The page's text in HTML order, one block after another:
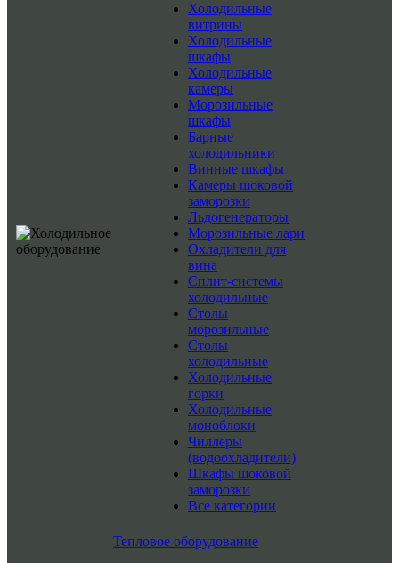
Холодильные
витрины
Холодильные
шкафы
Холодильные
камеры
Морозильные
шкафы
Барные
холодильники
Винные шкафы
Камеры шоковой
заморозки
Льдогенераторы
Морозильные лари
Охладители для
вина
Сплит-системы
холодильные
Столы
морозильные
Столы
холодильные
Холодильные
горки
Холодильные
моноблоки
Чиллеры
(водоохладители)
Шкафы шоковой
заморозки
Все категории
Тепловое оборудование